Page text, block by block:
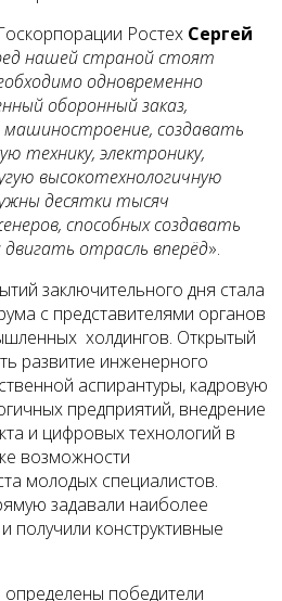
Ростех Сергей
нашей страной стоят
одновременно
оборонный заказ,
машиностроение, создавать
технику, электронику,
высокотехнологичную
десятки тысяч
способных создавать
отрасль вперёд».
заключительного дня стала
с представителями органов
холдингов. Открытый
развитие инженерного
аспирантуры, кадровую
предприятий, внедрение
и цифровых технологий в
возможности
молодых специалистов.
задавали наиболее
конструктивные
победители